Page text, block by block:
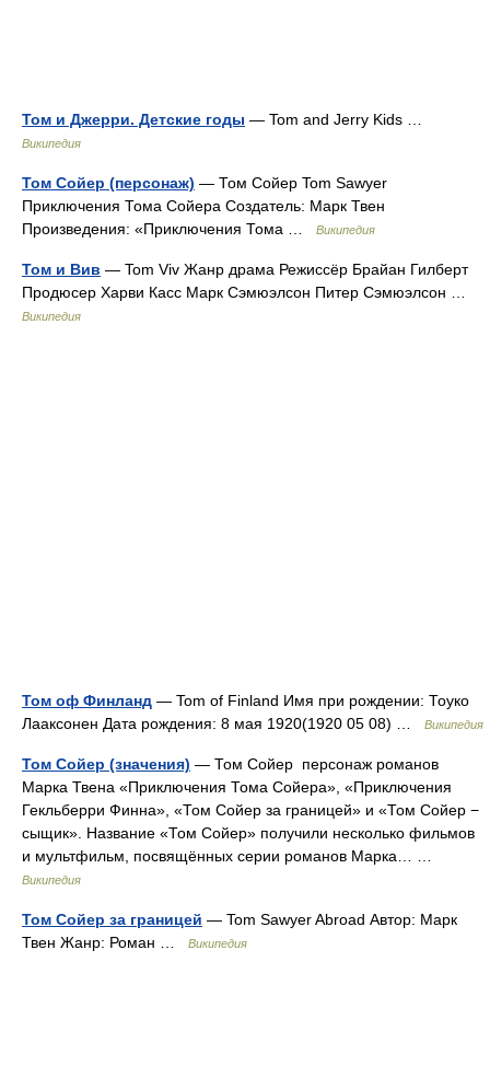
Том и Джерри. Детские годы — Tom and Jerry Kids …
Википедия
Том Сойер (персонаж) — Том Сойер Tom Sawyer
Приключения Тома Сойера Создатель: Марк Твен
Произведения: «Приключения Тома …
Википедия
Том и Вив — Tom Viv Жанр драма Режиссёр Брайан Гилберт
Продюсер Харви Касс Марк Сэмюэлсон Питер Сэмюэлсон …
Википедия
Том оф Финланд — Tom of Finland Имя при рождении: Тоуко
Лааксонен Дата рождения: 8 мая 1920(1920 05 08) …
Википедия
Том Сойер (значения) — Том Сойер персонаж романов
Марка Твена «Приключения Тома Сойера», «Приключения
Гекльберри Финна», «Том Сойер за границей» и «Том Сойер −
сыщик». Название «Том Сойер» получили несколько фильмов
и мультфильм, посвящённых серии романов Марка… …
Википедия
Том Сойер за границей — Tom Sawyer Abroad Автор: Марк
Твен Жанр: Роман …
Википедия